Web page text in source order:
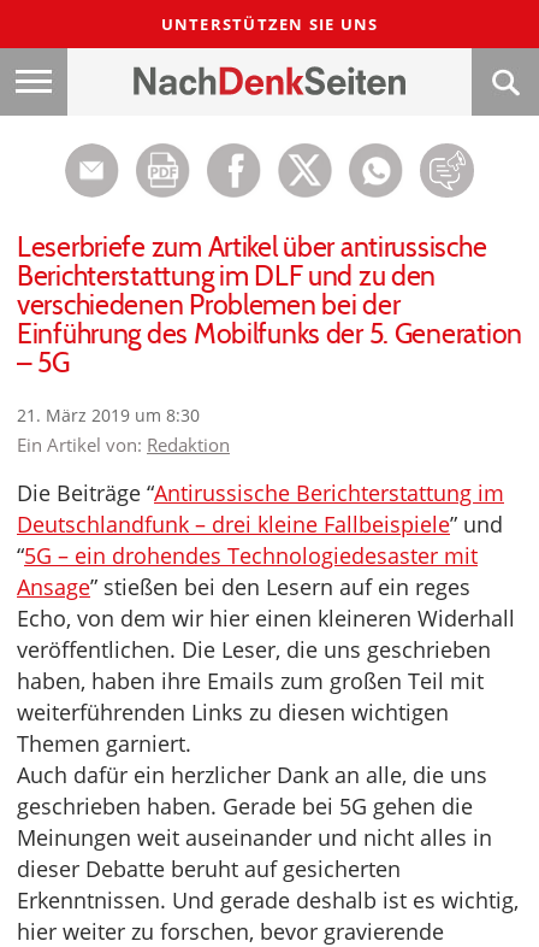
UNTERSTÜTZEN SIE UNS
Leserbriefe zum Artikel über antirussische
Berichterstattung im DLF und zu den
verschiedenen Problemen bei der
Einführung des Mobilfunks der 5. Generation
– 5G
21. März 2019 um 8:30
Ein Artikel von: Redaktion
Die Beiträge “Antirussische Berichterstattung im
Deutschlandfunk – drei kleine Fallbeispiele” und
“5G – ein drohendes Technologiedesaster mit
Ansage” stießen bei den Lesern auf ein reges
Echo, von dem wir hier einen kleineren Widerhall
veröffentlichen. Die Leser, die uns geschrieben
haben, haben ihre Emails zum großen Teil mit
weiterführenden Links zu diesen wichtigen
Themen garniert.
Auch dafür ein herzlicher Dank an alle, die uns
geschrieben haben. Gerade bei 5G gehen die
Meinungen weit auseinander und nicht alles in
dieser Debatte beruht auf gesicherten
Erkenntnissen. Und gerade deshalb ist es wichtig,
hier weiter zu forschen, bevor gravierende